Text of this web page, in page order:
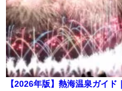
【2026年版】熱海温泉ガイド｜